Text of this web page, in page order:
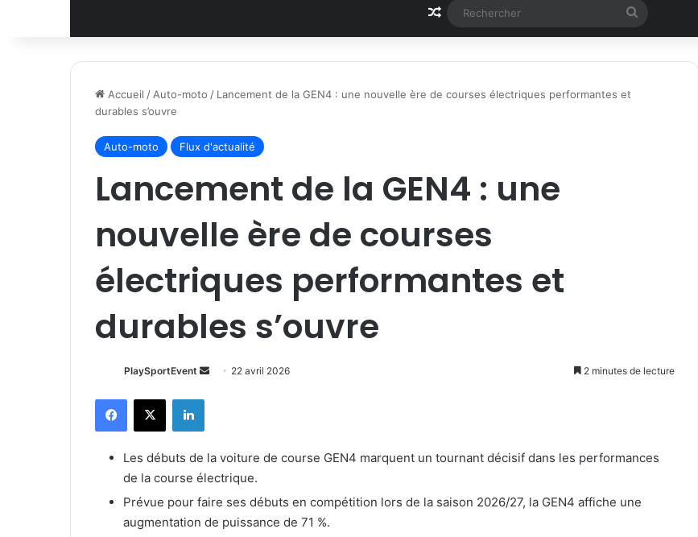
Article Aléatoire Rechercher
Accueil /Auto-moto / Lancement de la GEN4 : une nouvelle ère de courses électriques performantes et
durables s’ouvre
Auto-moto Flux d'actualité
Lancement de la GEN4 : une
nouvelle ère de courses
électriques performantes et
durables s’ouvre
PlaySportEvent
Envoyer22 avril 2026 2 minutes de lecture
Facebook
X Linkedin
Les débuts de la voiture de course GEN4 marquent un tournant décisif dans les performances
de la course électrique.
Prévue pour faire ses débuts en compétition lors de la saison 2026/27, la GEN4 affiche une
augmentation de puissance de 71 %.